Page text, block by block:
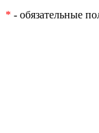
* - обязательные